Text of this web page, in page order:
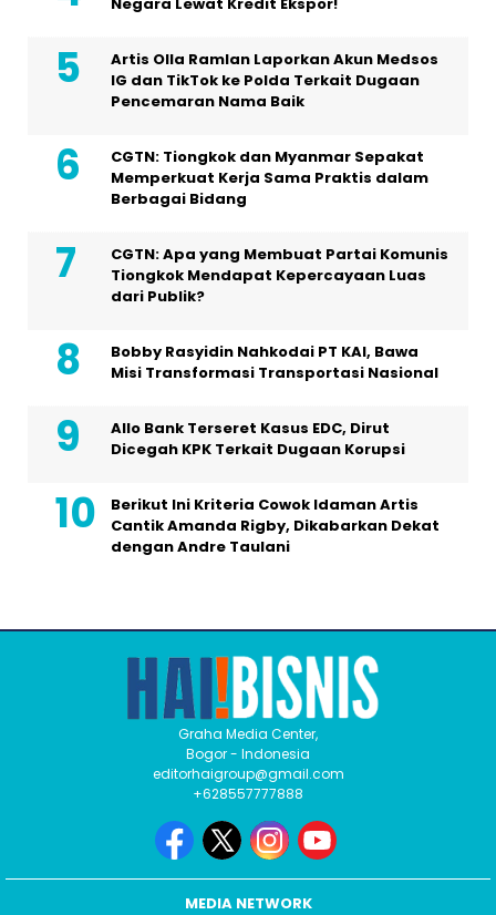
Artis Olla Ramlan Laporkan Akun Medsos
IG dan TikTok ke Polda Terkait Dugaan
Pencemaran Nama Baik
CGTN: Tiongkok dan Myanmar Sepakat
Memperkuat Kerja Sama Praktis dalam
Berbagai Bidang
CGTN: Apa yang Membuat Partai Komunis
Tiongkok Mendapat Kepercayaan Luas
dari Publik?
Bobby Rasyidin Nahkodai PT KAI, Bawa
Misi Transformasi Transportasi Nasional
Allo Bank Terseret Kasus EDC, Dirut
Dicegah KPK Terkait Dugaan Korupsi
Berikut Ini Kriteria Cowok Idaman Artis
Cantik Amanda Rigby, Dikabarkan Dekat
dengan Andre Taulani
Graha Media Center,
Bogor - Indonesia
editorhaigroup@gmail.com
+628557777888
MEDIA NETWORK